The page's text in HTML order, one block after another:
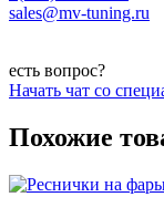
sales@mv-tuning.ru
есть вопрос?
Начать чат со
Похожие